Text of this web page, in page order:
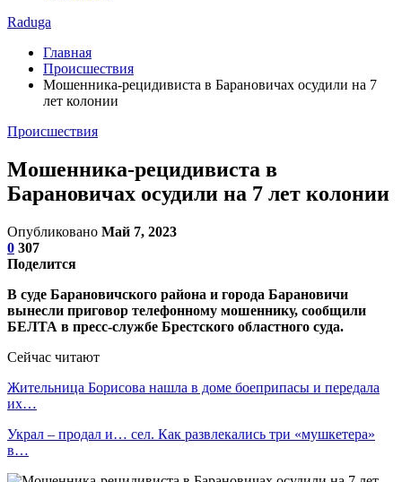
Raduga
Главная
Происшествия
Мошенника-рецидивиста в Барановичах осудили на 7
лет колонии
Происшествия
Мошенника-рецидивиста в
Барановичах осудили на 7 лет колонии
Опубликовано Май 7, 2023
0 307
Поделится
В суде Барановичского района и города Барановичи
вынесли приговор телефонному мошеннику, сообщили
БЕЛТА в пресс-службе Брестского областного суда.
Сейчас читают
Жительница Борисова нашла в доме боеприпасы и передала
их…
Украл – продал и… сел. Как развлекались три «мушкетера»
в…